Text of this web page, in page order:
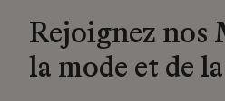
Rejoignez nos
la mode et de